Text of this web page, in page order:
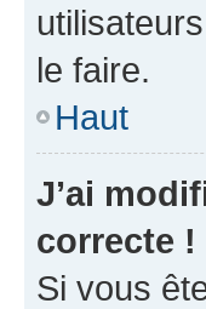
le faire.
Haut
J’ai
correcte !
Si vous